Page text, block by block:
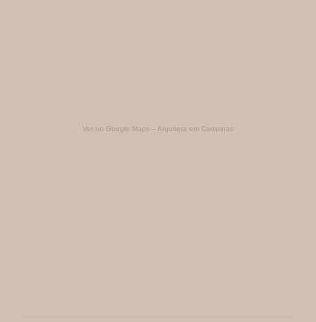
Ver no Google Maps – Arquiteta em Campinas